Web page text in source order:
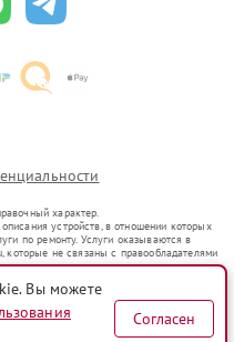
характер.
устройств, в отношении которых
по ремонту. Услуги оказываются в
не связаны с правообладателями
в гражданский оборот в соответствии
индивидуализации услуг или введения
о предоставляемых услугах по
Вы можете
Согласен